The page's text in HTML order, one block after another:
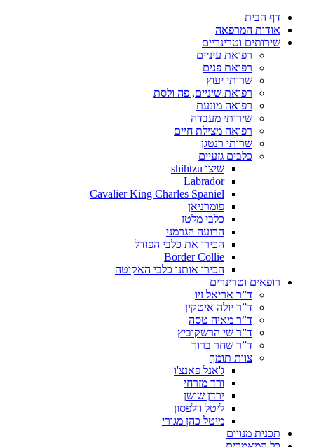
דף הבית
אודות המרפאה
שירותים וטרינריים
רפואת עיניים
רפואת פנים
שרותי יעוץ
רפואת שיניים, פה ולסת
רפואה מונעת
שירותי מעבדה
רפואה מצילת חיים
שרותי רנטגן
כלבים גזעיים
שיצו shihtzu
Labrador
Cavalier King Charles Spaniel
פומרניאן
כלבי מלטז
הרועה הגרמני
הכירו את כלבי הפודל
Border Collie
הכירו אותנו כלבי האקיטה
רופאים וטרינרים
ד”ר אריאל זיו
ד”ר יולה איטקין
ד”ר מאיה טסה
ד”ר שי הרשקוביץ
ד”ר שחר ברוך
צוות תומך
ג'אנל פאנצ'ו
ורד מזרחי
ירדן שושן
ליטל וולפסון
מיטל כהן מגורי
תכנית מנויים